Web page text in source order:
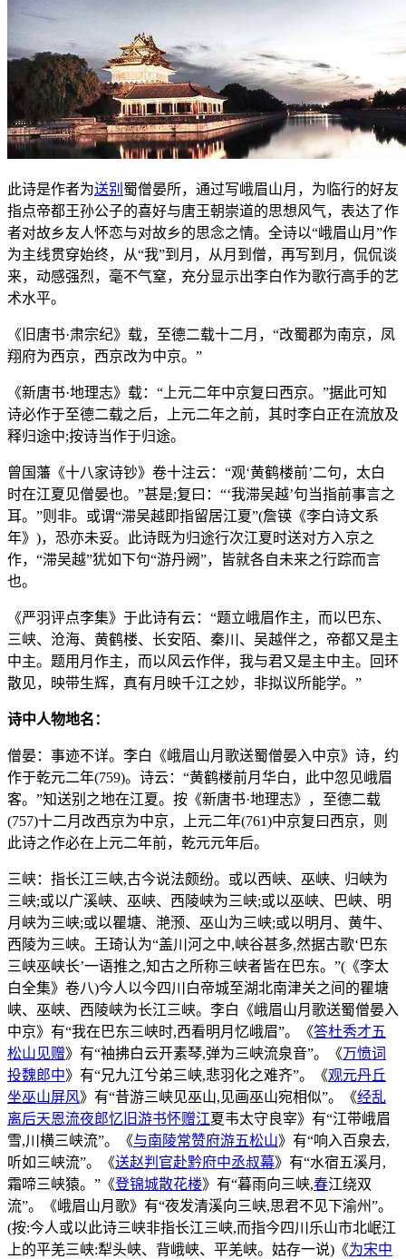
此诗是作者为送别 蜀僧晏所，通过写峨眉山月，为临行的好友
指点帝都王孙公子的喜好与唐王朝崇道的思想风气，表达了作
者对故乡友人怀恋与对故乡的思念之情。全诗以“峨眉山月”作
为主线贯穿始终，从“我”到月，从月到僧，再写到月，侃侃谈
来，动感强烈，毫不气窒，充分显示出李白作为歌行高手的艺
术水平。
《旧唐书·肃宗纪》载，至德二载十二月，“改蜀郡为南京，凤
翔府为西京，西京改为中京。”
《新唐书·地理志》载：“上元二年中京复曰西京。”据此可知
诗必作于至德二载之后，上元二年之前，其时李白正在流放及
释归途中;按诗当作于归途。
曾国藩《十八家诗钞》卷十注云：“观‘黄鹤楼前’二句，太白
时在江夏见僧晏也。”甚是;复曰：“‘我滞吴越’句当指前事言之
耳。”则非。或谓“滞吴越即指留居江夏”(詹锳《李白诗文系
年》)，恐亦未妥。此诗既为归途行次江夏时送对方入京之
作，“滞吴越”犹如下句“游丹阙”，皆就各自未来之行踪而言
也。
《严羽评点李集》于此诗有云：“题立峨眉作主，而以巴东、
三峡、沧海、黄鹤楼、长安陌、秦川、吴越伴之，帝都又是主
中主。题用月作主，而以风云作伴，我与君又是主中主。回环
散见，映带生辉，真有月映千江之妙，非拟议所能学。”
诗中人物地名：
僧晏：事迹不详。李白《峨眉山月歌送蜀僧晏入中京》诗，约
作于乾元二年(759)。诗云：“黄鹤楼前月华白，此中忽见峨眉
客。”知送别之地在江夏。按《新唐书·地理志》，至德二载
(757)十二月改西京为中京，上元二年(761)中京复曰西京，则
此诗之作必在上元二年前，乾元元年后。
三峡：指长江三峡,古今说法颇纷。或以西峡、巫峡、归峡为
三峡;或以广溪峡、巫峡、西陵峡为三峡;或以巫峡、巴峡、明
月峡为三峡;或以瞿塘、滟滪、巫山为三峡;或以明月、黄牛、
西陵为三峡。王琦认为“盖川河之中,峡谷甚多,然据古歌‘巴东
三峡巫峡长’一语推之,知古之所称三峡者皆在巴东。”(《李太
白全集》卷八)今人以今四川白帝城至湖北南津关之间的瞿塘
峡、巫峡、西陵峡为长江三峡。李白《峨眉山月歌送蜀僧晏入
中京》有“我在巴东三峡时,西看明月忆峨眉”。《答杜秀才五
松山见赠》有“袖拂白云开素琴,弹为三峡流泉音”。《万愤词
投魏郎中》有“兄九江兮弟三峡,悲羽化之难齐”。《观元丹丘
坐巫山屏风》有“昔游三峡见巫山,见画巫山宛相似”。《经乱
离后天恩流夜郎忆旧游书怀赠江夏韦太守良宰》有“江带峨眉
雪,川横三峡流”。《与南陵常赞府游五松山》有“响入百泉去,
听如三峡流”。《送赵判官赴黔府中丞叔幕》有“水宿五溪月,
霜啼三峡猿。”《登锦城散花楼》有“暮雨向三峡,春江绕双
流”。《峨眉山月歌》有“夜发清溪向三峡,思君不见下渝州”。
(按:今人或以此诗三峡非指长江三峡,而指今四川乐山市北岷江
上的平羌三峡:犁头峡、背峨峡、平羌峡。姑存一说)《为宋中